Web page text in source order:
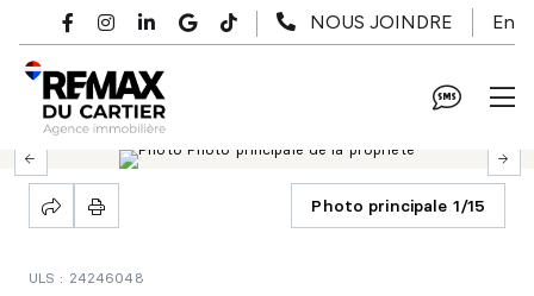
Passer au contenu principal
NOUS JOINDRE En